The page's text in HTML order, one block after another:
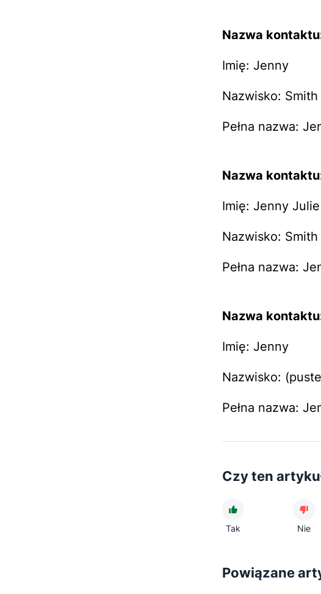
Nazwa
Imię: Jenny
Nazwisko: Smith
Pełna nazwa:
Nazwa
Imię: Jenny Julie
Nazwisko: Smith
Pełna nazwa:
Nazwa
Imię: Jenny
Nazwisko:
Pełna nazwa:
Czy ten
Tak Nie
Powiązane